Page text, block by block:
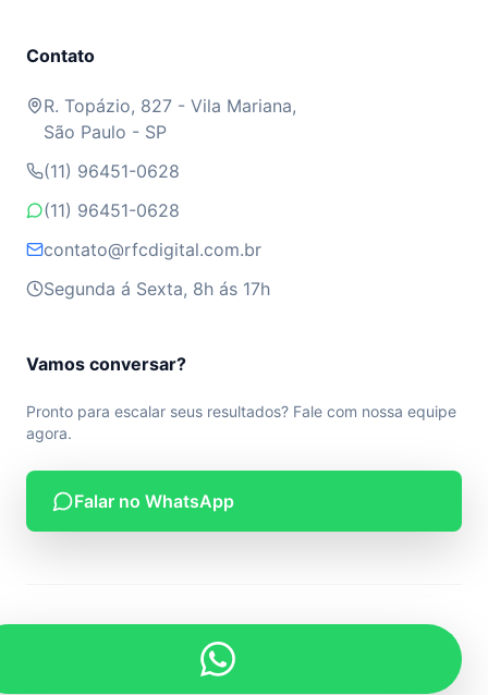
Contato
R. Topázio, 827 - Vila Mariana,
São Paulo - SP
(11) 96451-0628
(11) 96451-0628
contato@rfcdigital.com.br
Segunda á Sexta, 8h ás 17h
Vamos conversar?
Pronto para escalar seus resultados? Fale com nossa equipe
agora.
Falar no WhatsApp
© 2026 RF Digital. Todos os direitos reservados.
Desenvolvido por RF Digital.
Privacidade